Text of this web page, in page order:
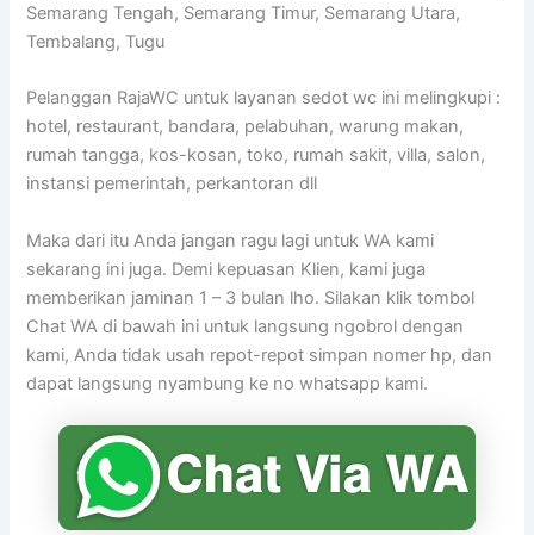
Semarang Tengah, Semarang Timur, Semarang Utara,
Tembalang, Tugu
Pelanggan RajaWC untuk layanan sedot wc ini melingkupi :
hotel, restaurant, bandara, pelabuhan, warung makan,
rumah tangga, kos-kosan, toko, rumah sakit, villa, salon,
instansi pemerintah, perkantoran dll
Maka dari itu Anda jangan ragu lagi untuk WA kami
sekarang ini juga. Demi kepuasan Klien, kami juga
memberikan jaminan 1 – 3 bulan lho. Silakan klik tombol
Chat WA di bawah ini untuk langsung ngobrol dengan
kami, Anda tidak usah repot-repot simpan nomer hp, dan
dapat langsung nyambung ke no whatsapp kami.